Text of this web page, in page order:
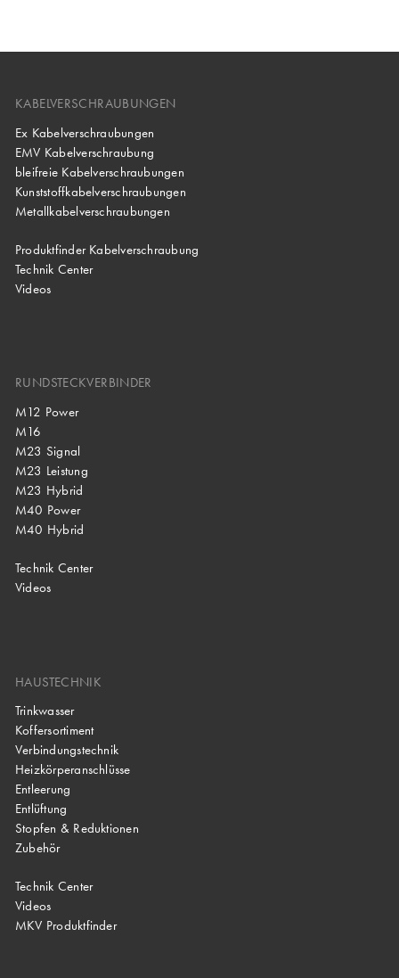
KABELVERSCHRAUBUNGEN
Ex Kabelverschraubungen
EMV Kabelverschraubung
bleifreie Kabelverschraubungen
Kunststoffkabelverschraubungen
Metallkabelverschraubungen
Produktfinder Kabelverschraubung
Technik Center
Videos
RUNDSTECKVERBINDER
M12 Power
M16
M23 Signal
M23 Leistung
M23 Hybrid
M40 Power
M40 Hybrid
Technik Center
Videos
HAUSTECHNIK
Trinkwasser
Koffersortiment
Verbindungstechnik
Heizkörperanschlüsse
Entleerung
Entlüftung
Stopfen & Reduktionen
Zubehör
Technik Center
Videos
MKV Produktfinder